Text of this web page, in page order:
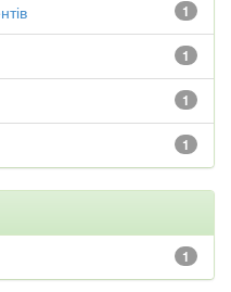
1
1
1
1
1